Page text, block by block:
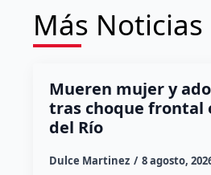
Más Noticias
Mueren mujer y
tras choque frontal
del Río
Dulce Martinez 8 agosto,